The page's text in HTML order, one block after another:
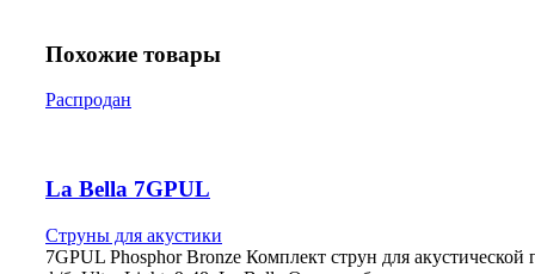
Похожие товары
Распродан
La Bella 7GPUL
Струны для акустики
7GPUL Phosphor Bronze Комплект струн для акустической